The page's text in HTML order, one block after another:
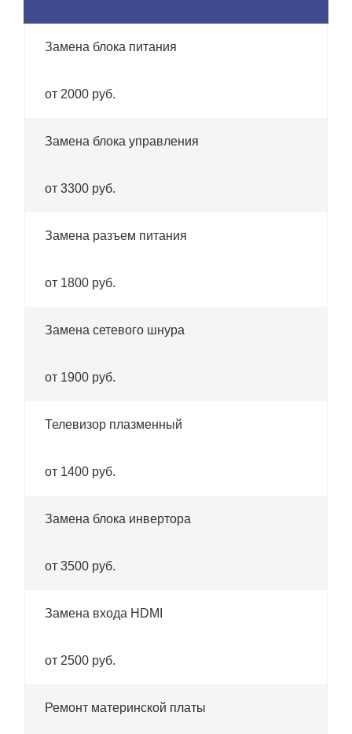
Замена блока питания
от 2000 руб.
Замена блока управления
от 3300 руб.
Замена разъем питания
от 1800 руб.
Замена сетевого шнура
от 1900 руб.
Телевизор плазменный
от 1400 руб.
Замена блока инвертора
от 3500 руб.
Замена входа HDMI
от 2500 руб.
Ремонт материнской платы